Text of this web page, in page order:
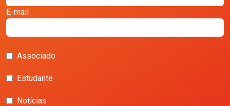
E-mail
Associado
Estudante
Notícias